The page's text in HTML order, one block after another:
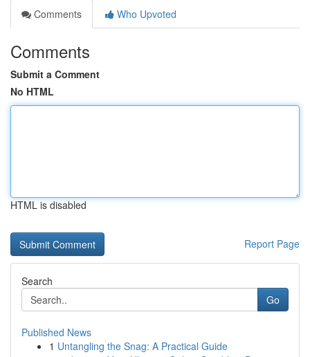
Comments
Who Upvoted
Comments
Submit a Comment
No HTML
HTML is disabled
Report Page
Search
Go
Published News
1 Untangling the Snag: A Practical Guide